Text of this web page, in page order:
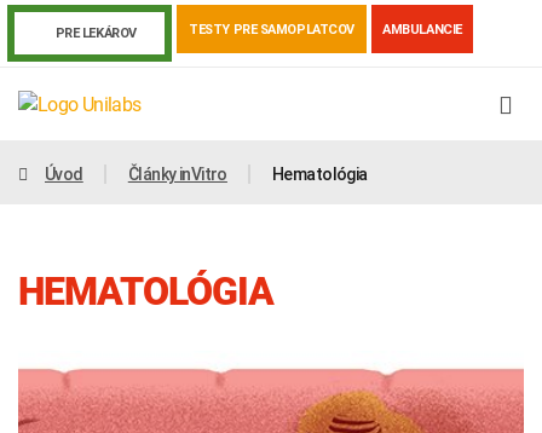
PRE LEKÁROV TESTY PRE SAMOPLATCOV AMBULANCIE
Úvod Články inVitro Hematológia
HEMATOLÓGIA